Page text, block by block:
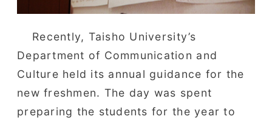
Recently, Taisho University’s
Department of Communication and
Culture held its annual guidance for the
new freshmen. The day was spent
preparing the students for the year to